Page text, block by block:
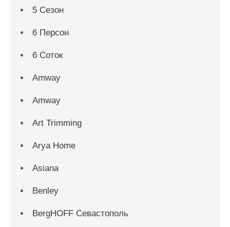
5 Сезон
6 Персон
6 Соток
Amway
Amway
Art Trimming
Arya Home
Asiana
Benley
BergHOFF Севастополь